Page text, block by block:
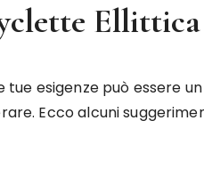
Ellittica
esigenze può essere
Ecco alcuni